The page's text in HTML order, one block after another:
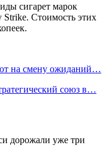
сигарет марок
Стоимость этих
на смену ожиданий…
союз в…
дорожали уже три